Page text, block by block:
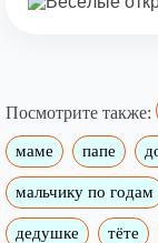
Посмотрите также:
маме папе
мальчику по годам
дедушке тёте